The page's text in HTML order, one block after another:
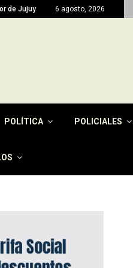
de Jujuy 6 agosto, 2026
de 26…
POLÍTICA POLICIALES